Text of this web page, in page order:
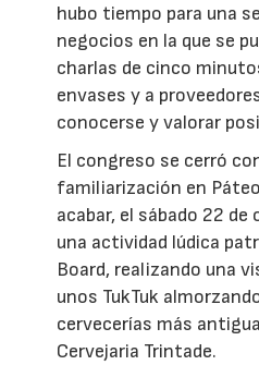
hubo tiempo para una
negocios en la que se
charlas de cinco
envases y a
conocerse y valorar
El congreso se cerró
familiarización en
acabar, el sábado 22
una actividad lúdica
Board, realizando una
unos TukTuk
cervecerías más
Cervejaria Trintade.